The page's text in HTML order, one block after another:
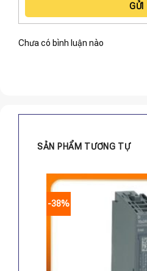
GỬI
Chưa có bình luận nào
SẢN PHẨM TƯƠNG TỰ
-38%